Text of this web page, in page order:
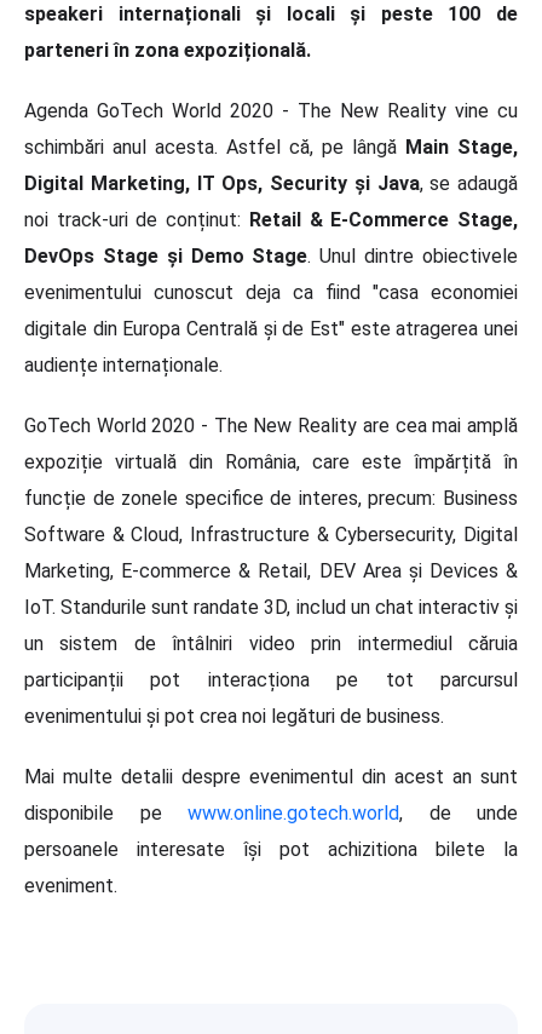
speakeri internaționali și locali și peste 100 de
parteneri în zona expozițională.
Agenda GoTech World 2020 - The New Reality vine cu
schimbări anul acesta. Astfel că, pe lângă Main Stage,
Digital Marketing, IT Ops, Security și Java, se adaugă
noi track-uri de conținut: Retail & E-Commerce Stage,
DevOps Stage și Demo Stage. Unul dintre obiectivele
evenimentului cunoscut deja ca fiind "casa economiei
digitale din Europa Centrală și de Est" este atragerea unei
audiențe internaționale.
GoTech World 2020 - The New Reality are cea mai amplă
expoziție virtuală din România, care este împărțită în
funcție de zonele specifice de interes, precum: Business
Software & Cloud, Infrastructure & Cybersecurity, Digital
Marketing, E-commerce & Retail, DEV Area și Devices &
IoT. Standurile sunt randate 3D, includ un chat interactiv și
un sistem de întâlniri video prin intermediul căruia
participanții pot interacționa pe tot parcursul
evenimentului și pot crea noi legături de business.
Mai multe detalii despre evenimentul din acest an sunt
disponibile pe www.online.gotech.world, de unde
persoanele interesate își pot achizitiona bilete la
eveniment.